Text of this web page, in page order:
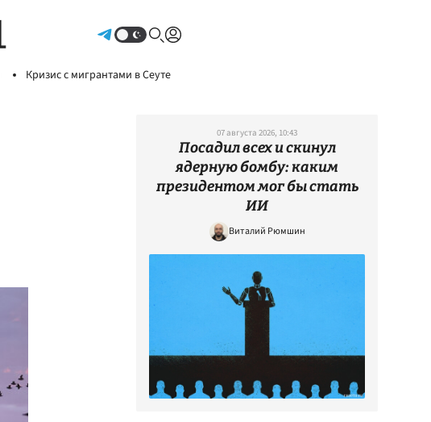
Кризис с мигрантами в Сеуте
07 августа 2026, 10:43
Посадил всех и скинул
ядерную бомбу: каким
президентом мог бы стать
ИИ
Виталий Рюмшин